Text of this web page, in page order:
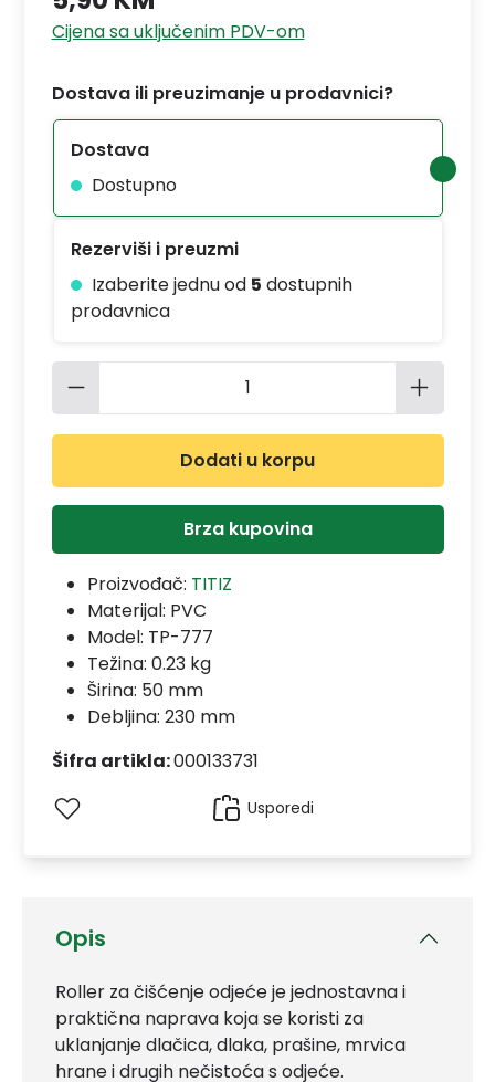
Opis
Roller za čišćenje odjeće je jednostavna i
praktična naprava koja se koristi za
uklanjanje dlačica, dlaka, prašine, mrvica
hrane i drugih nečistoća s odjeće.
Cijena sa uključenim PDV-om
Dostava ili preuzimanje u prodavnici?
Dostava
Dostupno
Rezerviši i preuzmi
Izaberite jednu od 5 dostupnih
prodavnica
Količina proizvoda: Unesite
Dodati u korpu
Brza kupovina
Proizvođač: TITIZ
Materijal: PVC
Model: TP-777
Težina: 0.23 kg
Širina: 50 mm
Debljina: 230 mm
Šifra artikla:000133731
Usporedi